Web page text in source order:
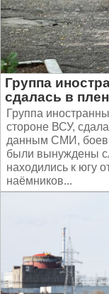
Группа
сдалась в
Группа
стороне ВСУ,
данным СМИ,
были вынуждены
находились к югу
наёмников...